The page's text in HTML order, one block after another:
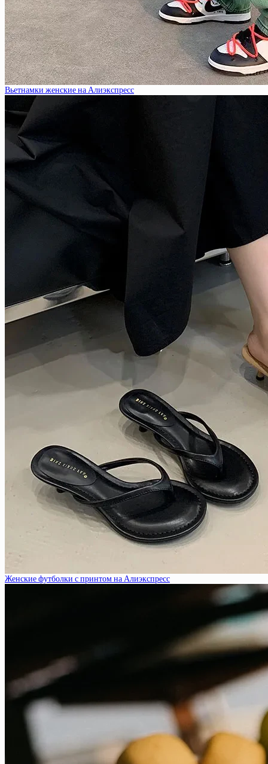
Вьетнамки женские на Алиэкспресс
Женские футболки с принтом на Алиэкспресс